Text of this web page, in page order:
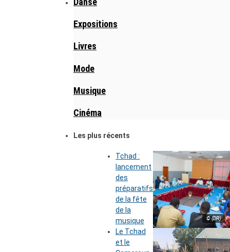
Expositions
Livres
Mode
Musique
Cinéma
Les plus récents
© (DR)
Tchad :
lancement
des
préparatifs
de la fête
de la
musique
Le Tchad
et le